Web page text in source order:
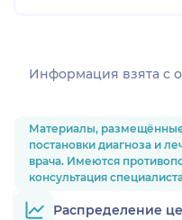
Информация взята c
Материалы,
постановки диагноза и
врача. Имеются
консультация
Распределение